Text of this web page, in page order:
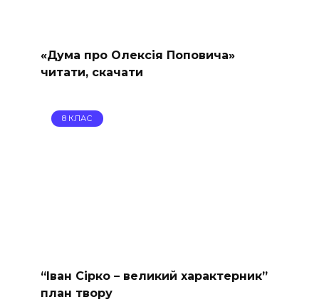
«Дума про Олексія Поповича»
читати, скачати
8 КЛАС
“Іван Сірко – великий характерник”
план твору